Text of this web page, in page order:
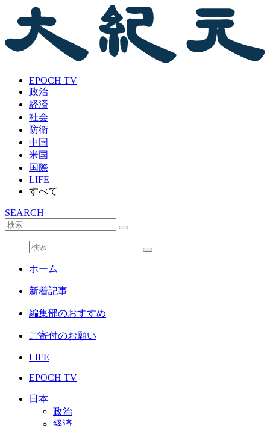
EPOCH TV
政治
経済
社会
防衛
中国
米国
国際
LIFE
すべて
SEARCH
ホーム
新着記事
編集部のおすすめ
ご寄付のお願い
LIFE
EPOCH TV
日本
政治